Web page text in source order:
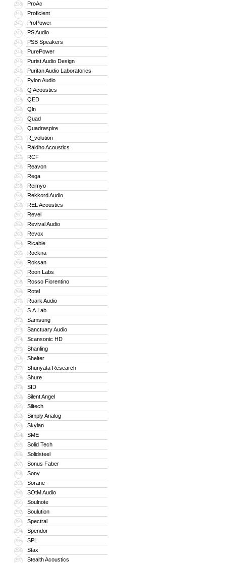
239 ProAc
240 Proficient
241 ProPower
242 PS Audio
243 PSB Speakers
244 PurePower
245 Purist Audio Design
246 Puritan Audio Laboratories
247 Pylon Audio
248 Q Acoustics
249 QED
250 Qln
251 Quad
252 Quadraspire
253 R_volution
254 Raidho Acoustics
255 RCF
256 Reavon
257 Rega
258 Reimyo
259 Rekkord Audio
260 REL Acoustics
261 Revel
262 Revival Audio
263 Revox
264 Ricable
265 Rockna
266 Roksan
267 Roon Labs
268 Rosso Fiorentino
269 Rotel
270 Ruark Audio
271 S.A.Lab
272 Samsung
273 Sanctuary Audio
274 Scansonic HD
275 Shanling
276 Shelter
277 Shunyata Research
278 Shure
279 SID
280 Silent Angel
281 Siltech
282 Simply Analog
283 Skylan
284 SME
285 Solid Tech
286 Solidsteel
287 Sonus Faber
288 Sony
289 Sorane
290 SOtM Audio
291 Soulnote
292 Soulution
293 Spectral
294 Spendor
295 SPL
296 Stax
297 Stealth Acoustics